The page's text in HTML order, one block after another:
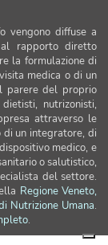
vengono diffuse a
al rapporto diretto
la formulazione di
medica o di un
parere del proprio
nutrizonisti,
attraverso le
di un integratore, di
medico, e
o salutistico,
del settore.
Regione Veneto,
Nutrizione Umana.
.